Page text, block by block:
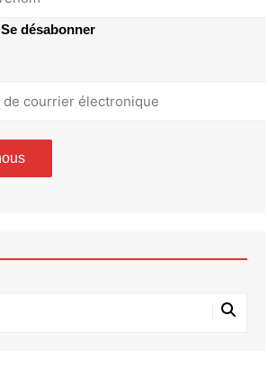
Se désabonner